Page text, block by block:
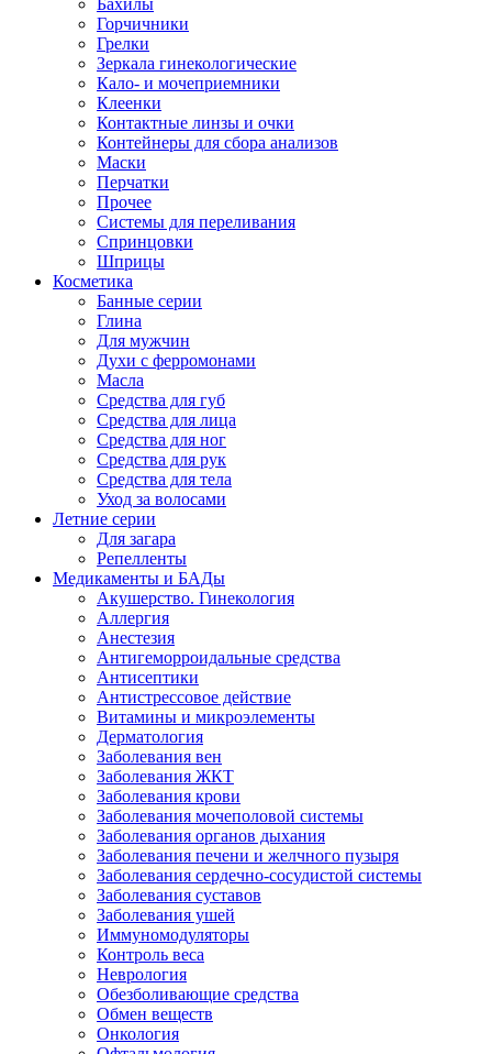
Бахилы
Горчичники
Грелки
Зеркала гинекологические
Кало- и мочеприемники
Клеенки
Контактные линзы и очки
Контейнеры для сбора анализов
Маски
Перчатки
Прочее
Системы для переливания
Спринцовки
Шприцы
Косметика
Банные серии
Глина
Для мужчин
Духи с ферромонами
Масла
Средства для губ
Средства для лица
Средства для ног
Средства для рук
Средства для тела
Уход за волосами
Летние серии
Для загара
Репелленты
Медикаменты и БАДы
Акушерство. Гинекология
Аллергия
Анестезия
Антигеморроидальные средства
Антисептики
Антистрессовое действие
Витамины и микроэлементы
Дерматология
Заболевания вен
Заболевания ЖКТ
Заболевания крови
Заболевания мочеполовой системы
Заболевания органов дыхания
Заболевания печени и желчного пузыря
Заболевания сердечно-сосудистой системы
Заболевания суставов
Заболевания ушей
Иммуномодуляторы
Контроль веса
Неврология
Обезболивающие средства
Обмен веществ
Онкология